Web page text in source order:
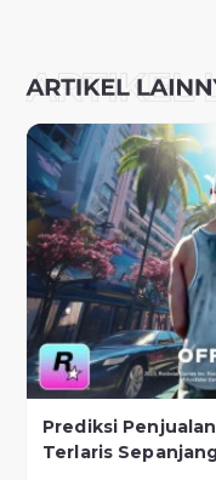
Prediksi
Terlaris